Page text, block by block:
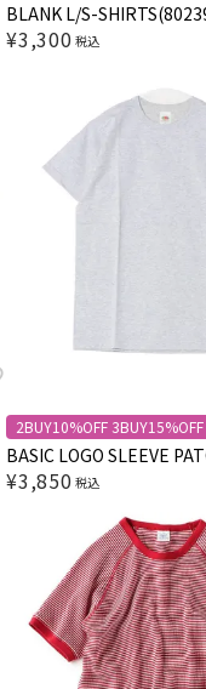
BLANK L/S-
¥3,300 税込
2BUY10%OFF 3BUY15%OFF
BASIC LOGO SLEEVE
¥3,850 税込